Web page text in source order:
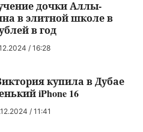
/ 16:28
дочки Аллы-
в элитной школе в
в год
/ 11:41
купила в Дубае
iPhone 16